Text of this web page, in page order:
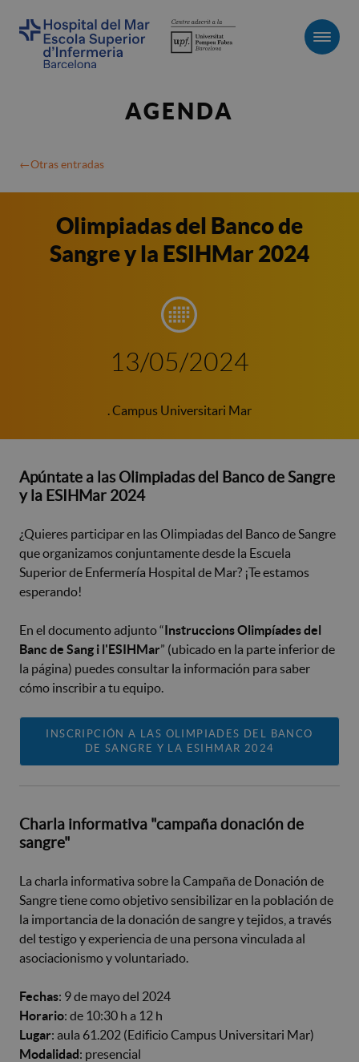
AGENDA
Otras entradas
Olimpiadas del Banco de
Sangre y la ESIHMar 2024
13/05/2024
. Campus Universitari Mar
Apúntate a las Olimpiadas del Banco de Sangre
y la ESIHMar 2024
¿Quieres participar en las Olimpiadas del Banco de Sangre
que organizamos conjuntamente desde la Escuela
Superior de Enfermería Hospital de Mar? ¡Te estamos
esperando!
En el documento adjunto “Instruccions Olimpíades del
Banc de Sang i l'ESIHMar” (ubicado en la parte inferior de
la página) puedes consultar la información para saber
cómo inscribir a tu equipo.
INSCRIPCIÓN A LAS OLIMPIADES DEL BANCO
DE SANGRE Y LA ESIHMAR 2024
Charla informativa "campaña donación de
sangre"
La charla informativa sobre la Campaña de Donación de
Sangre tiene como objetivo sensibilizar en la población de
la importancia de la donación de sangre y tejidos, a través
del testigo y experiencia de una persona vinculada al
asociacionismo y voluntariado.
Fechas: 9 de mayo del 2024
Horario: de 10:30 h a 12 h
Lugar: aula 61.202 (Edificio Campus Universitari Mar)
Modalidad: presencial